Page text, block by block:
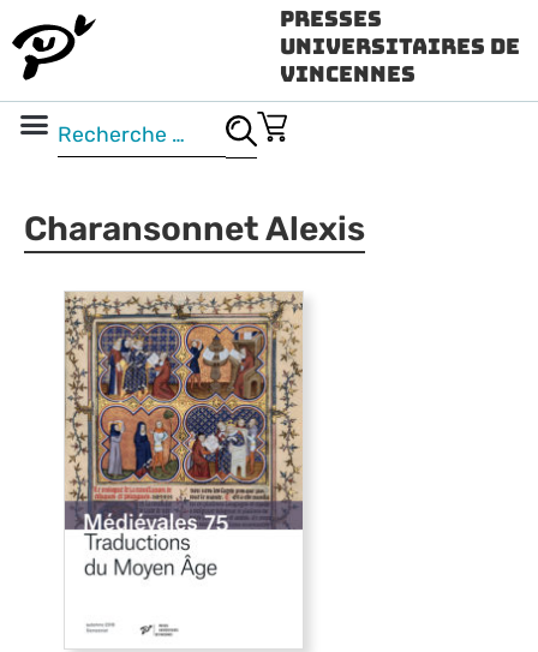
Presses
Universitaires de
Vincennes
Charansonnet Alexis